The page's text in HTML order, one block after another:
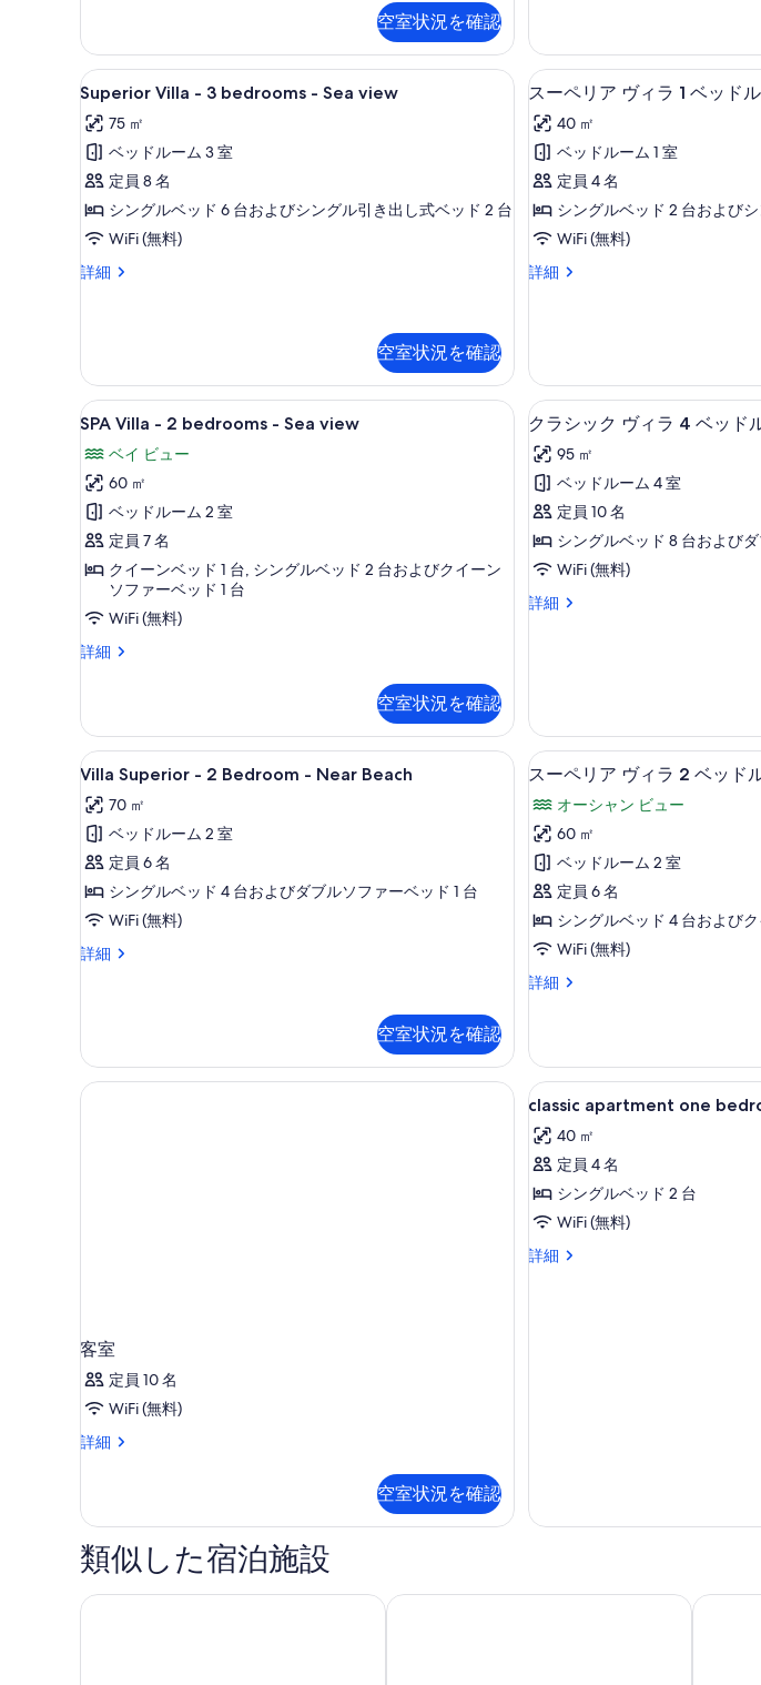
て
の
写
真
を
表
示
す
詳
細
べ
て
の
写
真
を
表
示
す
の
詳
細
べ
て
の
写
真
を
表
示
す
-
bedrooms
Swimming
pool
の
詳
細
空室状況を確認
ト
2
ベ
ッ
ド
ル
ー
ム
(Cala
べ
て
の
写
真
を
表
す
ア
ー
ト
メ
ン
ト
2
ベ
ッ
ド
ル
ー
詳
細
Superior
Villa
-
3
bedrooms
-
Sea
view
の
て
の
写
真
を
表
示
す
12
Superior Villa - 3 bedrooms - Sea view
75 ㎡
ベッドルーム 3 室
定員 8 名
シングルベッド 6 台およびシングル引き出し式ベッド 2 台
WiFi (無料)
詳細
Superior
-
Sea
view
の
詳
細
空室状況を確認
ス
ー
ペ
リ
ア
ヴ
ラ
ッ
ド
ル
ー
ム
(Near
the
beach)
す
写
真
を
表
示
す
る
12
スーペリア ヴィラ 1 ベッド
40 ㎡
ベッドルーム 1 室
定員 4 名
シングルベッド 2 台および
WiFi (無料)
詳細
ス
ヴ
ィ
ラ
1
ベ
ッ
ド
ル
ー
ム
(Near
the
beach)
SPA
Villa
-
2
bedrooms
-
Sea
view
の
す
の
写
真
を
表
示
す
る
7
SPA Villa - 2 bedrooms - Sea view
ベイ ビュー
60 ㎡
ベッドルーム 2 室
定員 7 名
クイーンベッド 1 台, シングルベッド 2 台およびクイーン
ソファーベッド 1 台
WiFi (無料)
詳細
SPA
bedrooms
Sea
の
詳
細
空室状況を確認
ク
ラ
シ
ッ
ク
ヴ
ラ
ド
ル
ー
ム
の
す
べ
て
の
写
表
示
す
る
9
クラシック ヴィラ 4 ベッド
95 ㎡
ベッドルーム 4 室
定員 10 名
シングルベッド 8 台および
WiFi (無料)
詳細
ク
ィ
ラ
4
ベ
ッ
ド
ル
ー
ム
の
詳
細
Villa
Superior
-
2
Bedroom
-
Near
Beach
の
て
の
11
Villa Superior - 2 Bedroom - Near Beach
70 ㎡
ベッドルーム 2 室
定員 6 名
シングルベッド 4 台およびダブルソファーベッド 1 台
WiFi (無料)
詳細
Villa
-
Near
Beach
空室状況を確認
ス
ペ
リ
ア
ヴ
ィ
2
ッ
ド
ル
ー
ム
シ
ー
ビ
真
示
10
スーペリア ヴィラ 2 ベッド
オーシャン ビュー
60 ㎡
ベッドルーム 2 室
定員 6 名
シングルベッド 4 台および
WiFi (無料)
詳細
ス
ア
ヴ
ィ
2
ベ
ド
ル
ム
客室
定員 10 名
WiFi (無料)
詳細
客
細
空室状況を確認
classic
apartment
one
bedroom
の
す
べ
る
8
classic apartment one
40 ㎡
定員 4 名
シングルベッド 2 台
WiFi (無料)
詳細
classic
類似した宿泊施設
PALOMBAGGIA、シー＆マウンテンビュー、魅力的なお値打ち価格、エアコン/ WIFI /
Villa Zetta, 3 bedrooms, shared heated壮大な